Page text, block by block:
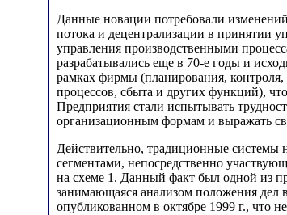
Данные новации потребовали
потока и децентрализации в принятии
управления производственными
разрабатывались еще в 70-е годы и
рамках фирмы (планирования,
процессов, сбыта и других функций),
Предприятия стали испытывать
организационным формам и выражать
Действительно, традиционные
сегментами, непосредственно
на схеме 1. Данный факт был одной из
занимающаяся анализом положения дел
опубликованном в октябре 1999 г., что